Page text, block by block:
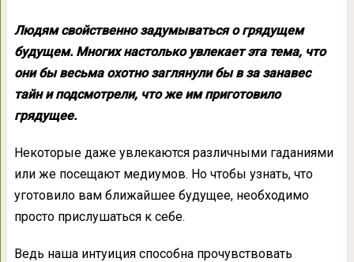
Людям свойственно задумываться о грядущем
будущем. Многих настолько увлекает эта тема, что
они бы весьма охотно заглянули бы в за занавес
тайн и подсмотрели, что же им приготовило
грядущее.
Некоторые даже увлекаются различными гаданиями
или же посещают медиумов. Но чтобы узнать, что
уготовило вам ближайшее будущее, необходимо
просто прислушаться к себе.
Ведь наша интуиция способна прочувствовать